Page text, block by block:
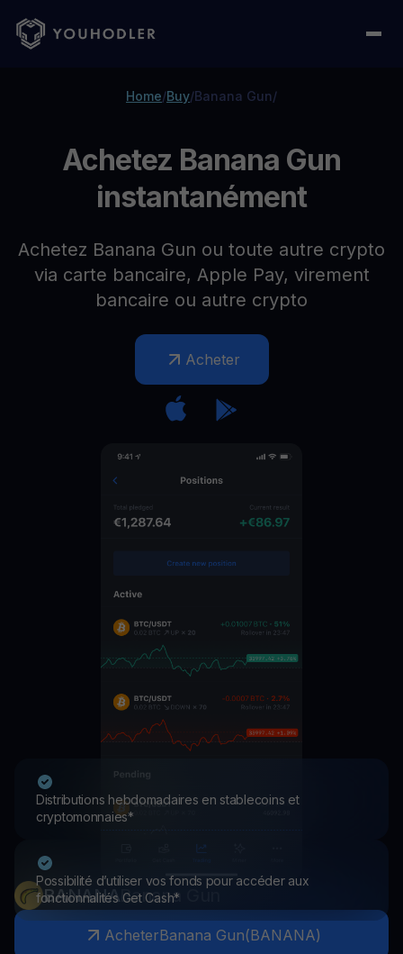
Home/Buy/Banana Gun/
Achetez Banana Gun
instantanément
Achetez Banana Gun ou toute autre crypto
via carte bancaire, Apple Pay, virement
bancaire ou autre crypto
Acheter
Distributions hebdomadaires en stablecoins et
cryptomonnaies*
Possibilité d’utiliser vos fonds pour accéder aux
fonctionnalités Get Cash*
BANANABanana Gun
AcheterBanana Gun(BANANA)